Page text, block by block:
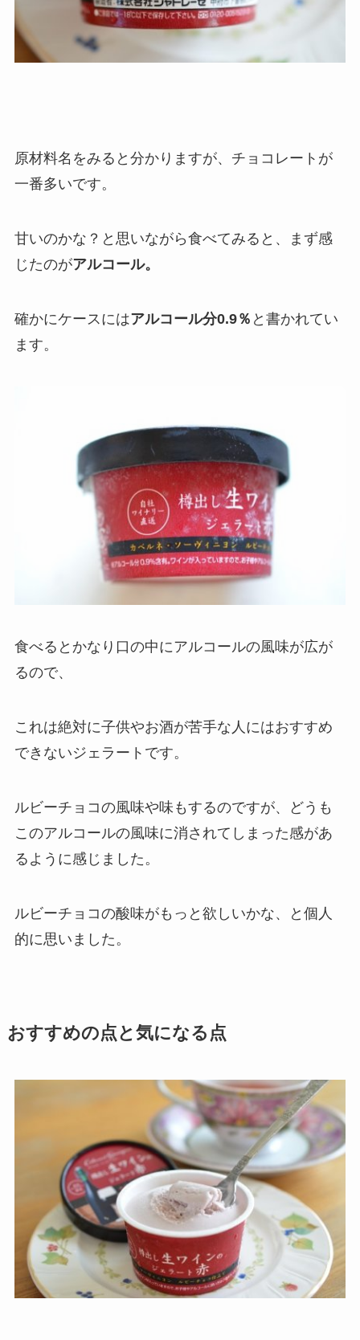
原材料名をみると分かりますが、 チョコレートが
一番多いです。
甘いのかな？と思いながら食べてみると、まず感
じたのがアルコール。
確かにケースにはアルコール分0.9％ と書かれてい
ます。
食べるとかなり口の中にアルコールの風味が広が
るので、
これは絶対に子供やお酒が苦手な人にはおすすめ
できないジェラートです。
ルビーチョコの風味や味もするのですが、どうも
このアルコールの風味に消されてしまった感があ
るように感じました。
ルビーチョコの酸味がもっと欲しいかな、と個人
的に思いました。
おすすめの点と気になる点